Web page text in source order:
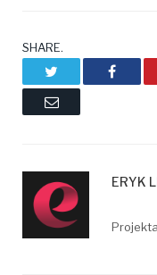
SHARE.
Twitter
Email
ERYK